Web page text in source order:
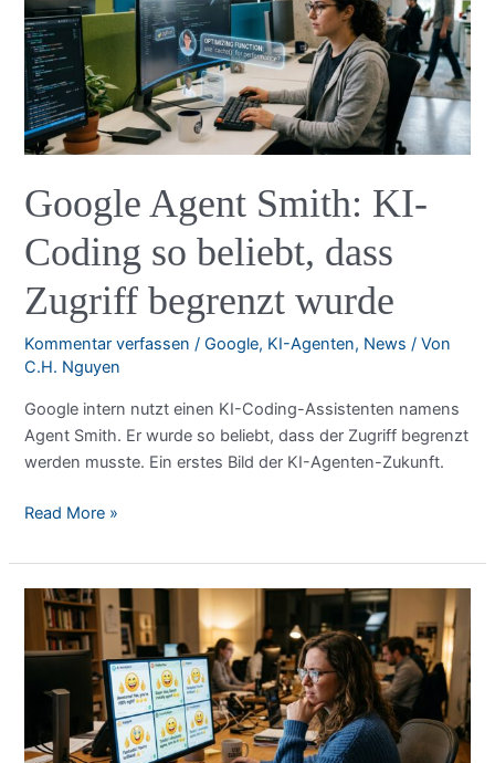
das
sich
niemand
leisten
kann
Google Agent Smith: KI-
Coding so beliebt, dass
Zugriff begrenzt wurde
Kommentar verfassen /Google, KI-Agenten, News / Von
C.H. Nguyen
Google intern nutzt einen KI-Coding-Assistenten namens
Agent Smith. Er wurde so beliebt, dass der Zugriff begrenzt
werden musste. Ein erstes Bild der KI-Agenten-Zukunft.
Google
Smith:
KI-
Coding
dass
begrenzt
Read More »